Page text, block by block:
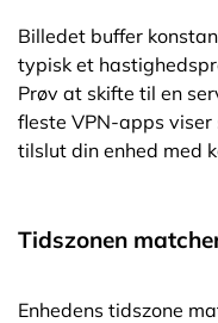
Billedet buffer
typisk et
Prøv at skifte til en
fleste VPN-apps
tilslut din enhed med
Tidszonen
Enhedens tidszone